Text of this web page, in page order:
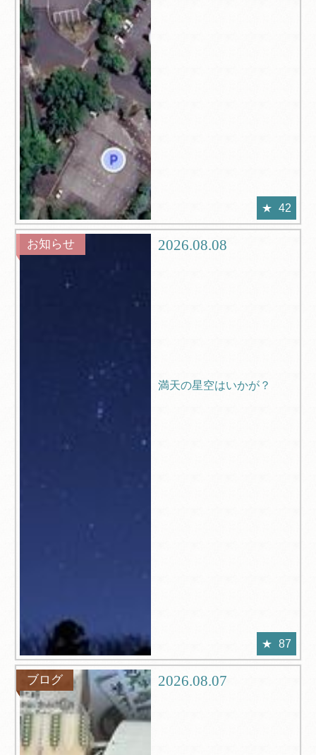
42
お知らせ 2026.08.08
満天の星空はいかが？
87
ブログ 2026.08.07